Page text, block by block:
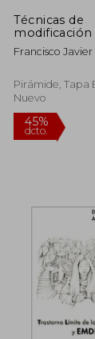
Técnicas de
modificación
conducta
Francisco
Pirámide, Tapa
Nuevo